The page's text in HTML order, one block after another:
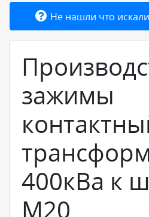
Добавить товар или
Не нашли что
зажимы
400кВа к
М20